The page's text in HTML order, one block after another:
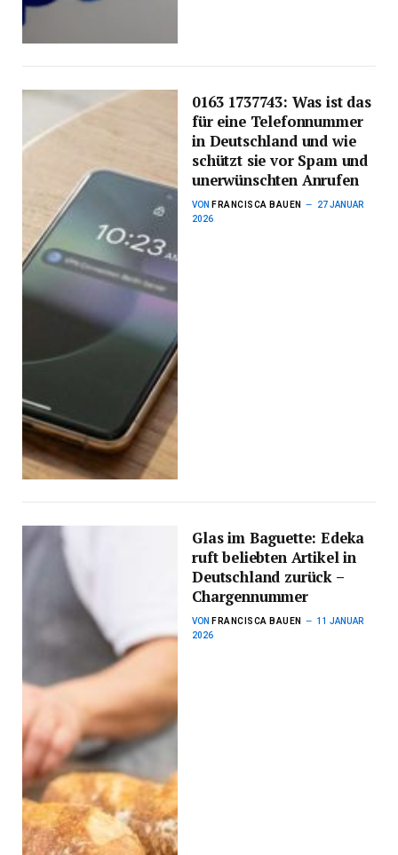
0163 1737743: Was ist das
für eine Telefonnummer
in Deutschland und wie
schützt sie vor Spam und
unerwünschten Anrufen
VON FRANCISCA BAUEN
27 JANUAR
2026
Glas im Baguette: Edeka
ruft beliebten Artikel in
Deutschland zurück –
Chargennummer
VON FRANCISCA BAUEN
11 JANUAR
2026